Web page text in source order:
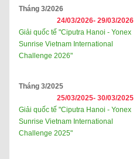
Tháng 3/2026
24/03/2026- 29/03/2026
Giải quốc tế "Ciputra Hanoi - Yonex
Sunrise Vietnam International
Challenge 2026"
Tháng 3/2025
25/03/2025- 30/03/2025
Giải quốc tế "Ciputra Hanoi - Yonex
Sunrise Vietnam International
Challenge 2025"